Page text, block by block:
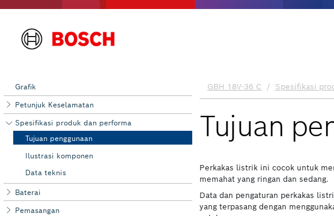
Grafik
Petunjuk Keselamatan
Spesifikasi produk dan performa
Tujuan penggunaan
Ilustrasi komponen
Data teknis
Baterai
Pemasangan